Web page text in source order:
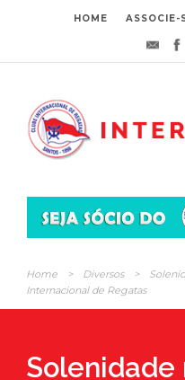
HOME ASSOCIE-
Home > Diversos >
Internacional de Regatas
Solenidade